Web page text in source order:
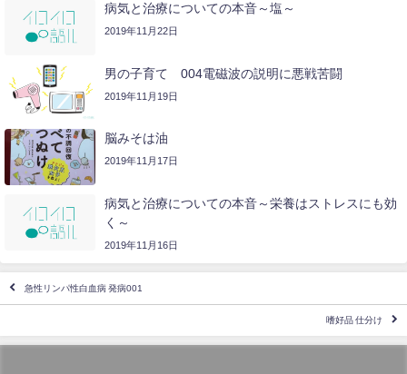
病気と治療についての本音～塩～
2019年11月22日
男の子育て 004電磁波の説明に悪戦苦闘
2019年11月19日
脳みそは油
2019年11月17日
病気と治療についての本音～栄養はストレスにも効
く～
2019年11月16日
急性リンパ性白血病 発病001
嗜好品 仕分け